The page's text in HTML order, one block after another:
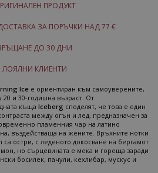
ПРОДУКТ
ЗА ПОРЪЧКИ НАД 77 €
ДО 30 ДНИ
ЛОЯЛНИ КЛИЕНТИ
Ice е ориентиран към самоуверените,
и 30-годишна възраст. От
къща Iceberg споделят, че това е един
между огън и лед, предназначен за
пламенния чар на латино
въздействаща на жените. Връхните нотки
остри, с леденото докосване на бергамот
но сърцевината е мека и гореща заради
босилек, пачули, кехлибар, мускус и